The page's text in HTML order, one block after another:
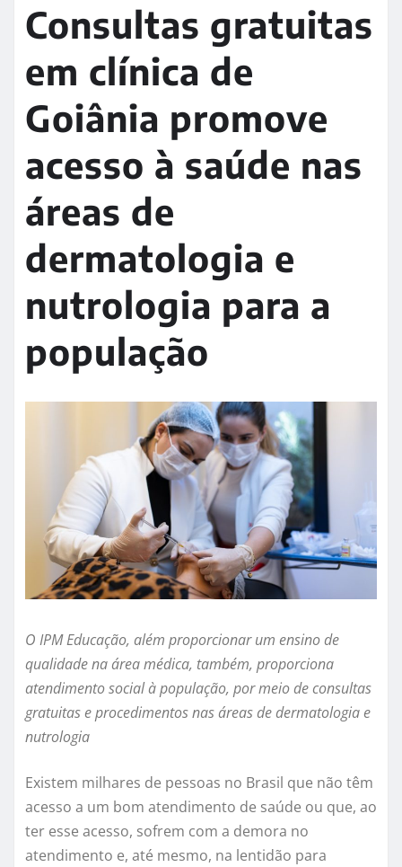
Consultas gratuitas
em clínica de
Goiânia promove
acesso à saúde nas
áreas de
dermatologia e
nutrologia para a
população
O IPM Educação, além proporcionar um ensino de
qualidade na área médica, também, proporciona
atendimento social à população, por meio de consultas
gratuitas e procedimentos nas áreas de dermatologia e
nutrologia
Existem milhares de pessoas no Brasil que não têm
acesso a um bom atendimento de saúde ou que, ao
ter esse acesso, sofrem com a demora no
atendimento e, até mesmo, na lentidão para